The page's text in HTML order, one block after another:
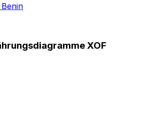
Benin
XOF